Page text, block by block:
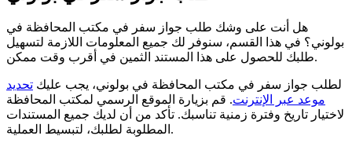
هل أنت على وشك طلب جواز سفر في مكتب المحافظة في
بولوني؟ في هذا القسم، سنوفر لك جميع المعلومات اللازمة لتسهيل
طلبك للحصول على هذا المستند الثمين في أقرب وقت ممكن.
لطلب جواز سفر في مكتب المحافظة في بولوني، يجب عليك تحديد
موعد عبر الإنترنت. قم بزيارة الموقع الرسمي لمكتب المحافظة
لاختيار تاريخ وفترة زمنية تناسبك. تأكد من أن لديك جميع المستندات
المطلوبة لطلبك، لتبسيط العملية.